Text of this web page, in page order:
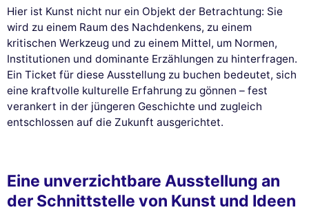
Hier ist Kunst nicht nur ein Objekt der Betrachtung: Sie
wird zu einem Raum des Nachdenkens, zu einem
kritischen Werkzeug und zu einem Mittel, um Normen,
Institutionen und dominante Erzählungen zu hinterfragen.
Ein Ticket für diese Ausstellung zu buchen bedeutet, sich
eine kraftvolle kulturelle Erfahrung zu gönnen – fest
verankert in der jüngeren Geschichte und zugleich
entschlossen auf die Zukunft ausgerichtet.
Eine unverzichtbare Ausstellung an
der Schnittstelle von Kunst und Ideen